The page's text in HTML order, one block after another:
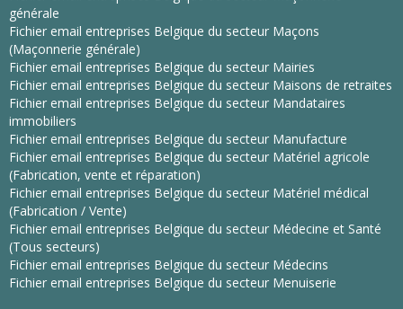
générale
Fichier email entreprises Belgique du secteur Maçons
(Maçonnerie générale)
Fichier email entreprises Belgique du secteur Mairies
Fichier email entreprises Belgique du secteur Maisons de retraites
Fichier email entreprises Belgique du secteur Mandataires
immobiliers
Fichier email entreprises Belgique du secteur Manufacture
Fichier email entreprises Belgique du secteur Matériel agricole
(Fabrication, vente et réparation)
Fichier email entreprises Belgique du secteur Matériel médical
(Fabrication / Vente)
Fichier email entreprises Belgique du secteur Médecine et Santé
(Tous secteurs)
Fichier email entreprises Belgique du secteur Médecins
Fichier email entreprises Belgique du secteur Menuiserie